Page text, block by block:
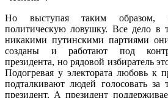
Но выступая таким образом,
политическую ловушку. Все дело в
никакими путинскими партиями
созданы и работают под
президента, но рядовой избиратель
Подогревая у электората любовь к
подталкивают людей голосовать за
президент. А президент